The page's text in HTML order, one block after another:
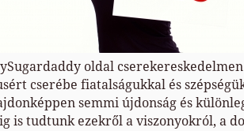
oldal
cserébe fiatalságukkal és
semmi újdonság és
is tudtunk ezekről a viszonyokról, a